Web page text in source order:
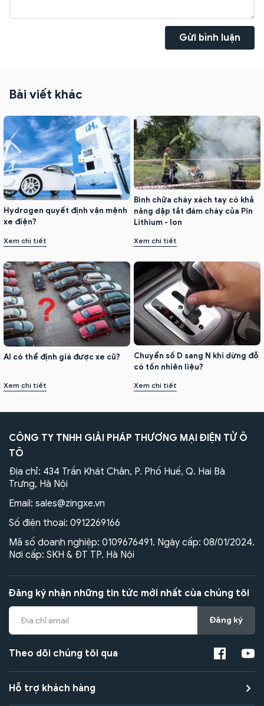
Gửi bình luận
Bài viết khác
Hydrogen quyết định vận mệnh
xe điện?
Xem chi tiết
Bình chữa cháy xách tay có khả
năng dập tắt đám cháy của Pin
Lithium - Ion
Xem chi tiết
AI có thể định giá được xe cũ?
Xem chi tiết
Chuyển số D sang N khi dừng đỗ
có tốn nhiên liệu?
Xem chi tiết
CÔNG TY TNHH GIẢI PHÁP THƯƠNG MẠI ĐIỆN TỬ Ô
TÔ
Địa chỉ: 434 Trần Khát Chân, P. Phố Huế, Q. Hai Bà
Trưng, Hà Nội
Email: sales@zingxe.vn
Số điện thoại: 0912269166
Mã số doanh nghiệp: 0109676491. Ngày cấp: 08/01/2024.
Nơi cấp: SKH & ĐT TP. Hà Nội
Đăng ký nhận những tin tức mới nhất của chúng tôi
Đăng ký
Theo dõi chúng tôi qua
Hỗ trợ khách hàng